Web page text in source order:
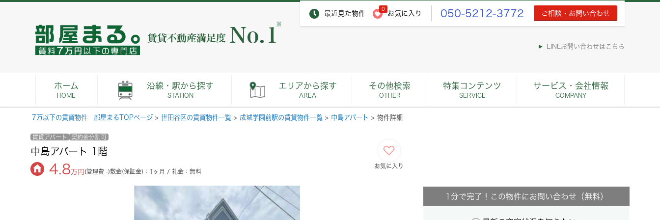
最近見た物件
0
お気に入り 050-5212-3772 ご相談・お問い合わせ
※
LINEお問い合わせはこちら
ホーム
HOME
沿線・駅から探す
STATION
エリアから探す
AREA
その他検索
OTHER
特集コンテンツ
SERVICE
サービス・会社情報
COMPANY
7万以下の賃貸物件 部屋まるTOPページ > 世田谷区の賃貸物件一覧 > 成城学園前駅の賃貸物件一覧 > 中島アパート > 物件詳細
賃貸アパート 契約金分割可
中島アパート 1階
4.8 万円 (管理費 -)敷金(保証金)：1ヶ月 / 礼金：無料
お気に入り
1分で完了！この物件にお問い合わせ（無料）